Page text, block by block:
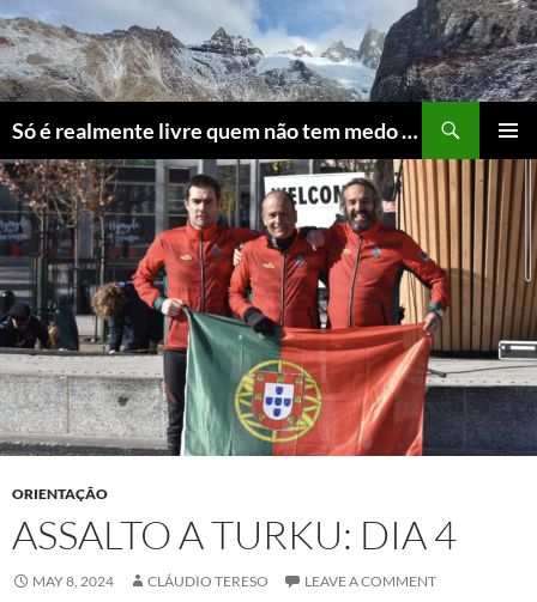
Skip
to
content
Só é realmente livre quem não tem medo do ridículo
MENU
ORIENTAÇÃO
ASSALTO A TURKU: DIA 4
MAY 8, 2024 CLÁUDIO TERESO LEAVE A COMMENT